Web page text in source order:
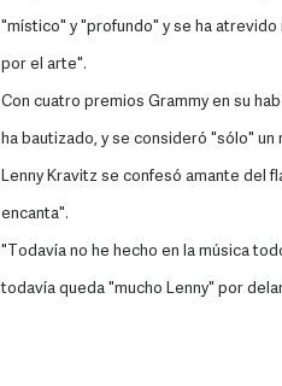
"místico" y "profundo" y se ha
por el arte".
Con cuatro premios Grammy en su
ha bautizado, y se consideró "sólo" un
Lenny Kravitz se confesó amante del
encanta".
"Todavía no he hecho en la música
todavía queda "mucho Lenny" por